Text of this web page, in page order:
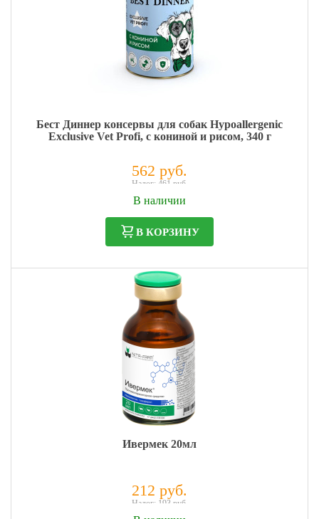
Бест Диннер консервы для собак Hypoallergenic
Exclusive Vet Profi, с кониной и рисом, 340 г
562 руб.
Налог: 461 руб.
В наличии
В КОРЗИНУ
Ивермек 20мл
212 руб.
Налог: 193 руб.